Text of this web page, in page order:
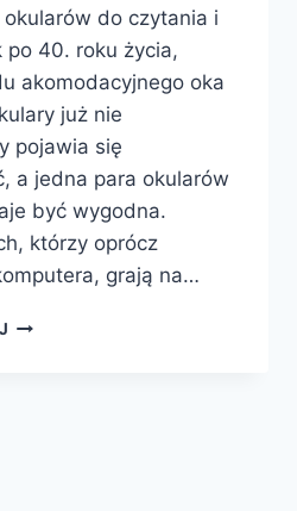
do czytania i
po 40. roku życia,
akomodacyjnego oka
już nie
pojawia się
a jedna para okularów
być wygodna.
którzy oprócz
grają na…
WSZYSTKO,